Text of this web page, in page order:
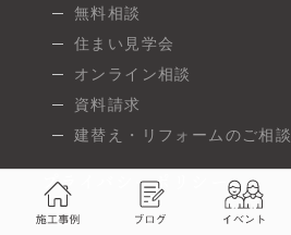
無料相談
住まい見学会
オンライン相談
資料請求
建替え・リフォームのご相談
プライバシーポリシー